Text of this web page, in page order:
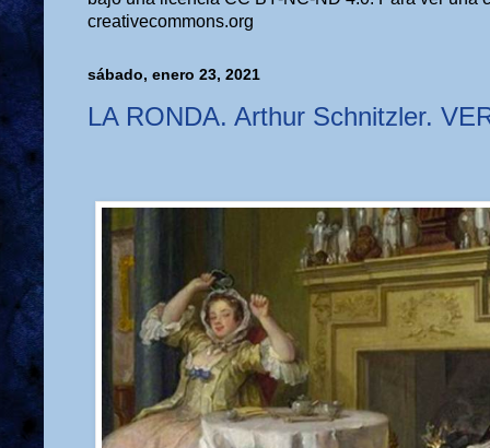
creativecommons.org
sábado, enero 23, 2021
LA RONDA. Arthur Schnitzler.